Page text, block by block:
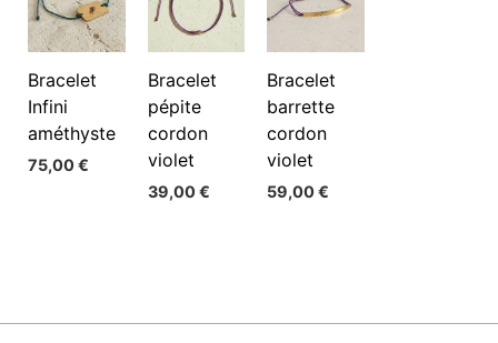
Bracelet
Infini
améthyste
75,00€
Bracelet
pépite
cordon
violet
39,00€
Bracelet
barrette
cordon
violet
59,00€